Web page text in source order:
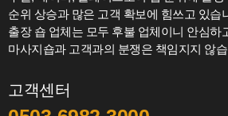
고객센터
순위 상승과 많은 고객 확보에 힘쓰고 있습
출장 숍 업체는 모두 후불 업체이니 안심하
마사지숍과 고객과의 분쟁은 책임지지 않